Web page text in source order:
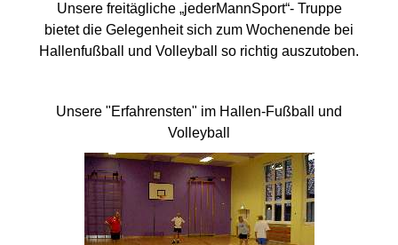
Unsere freitägliche „jederMannSport“- Truppe
bietet die Gelegenheit sich zum Wochenende bei
Hallenfußball und Volleyball so richtig auszutoben.
Unsere "Erfahrensten" im Hallen-Fußball und
Volleyball